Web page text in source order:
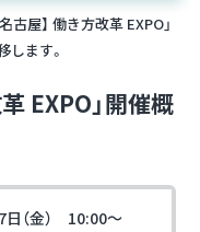
屋】 働き方改革 EXPO」
します。
EXPO」開催概
日（金） 10:00～